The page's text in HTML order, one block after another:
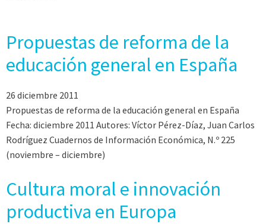
Propuestas de reforma de la
educación general en España
26 diciembre 2011
Propuestas de reforma de la educación general en España
Fecha: diciembre 2011 Autores: Víctor Pérez-Díaz, Juan Carlos
Rodríguez Cuadernos de Información Económica, N.º 225
(noviembre – diciembre)
Cultura moral e innovación
productiva en Europa